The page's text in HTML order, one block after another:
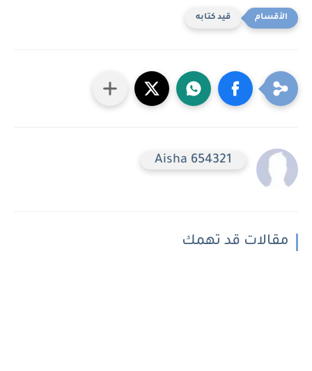
قيد كتابه
Aisha 654321
مقالات قد تهمك